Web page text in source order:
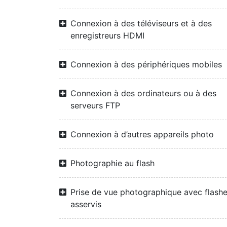
Connexion à des téléviseurs et à des
enregistreurs HDMI
Connexion à des périphériques mobiles
Connexion à des ordinateurs ou à des
serveurs FTP
Connexion à d’autres appareils photo
Photographie au flash
Prise de vue photographique avec
asservis